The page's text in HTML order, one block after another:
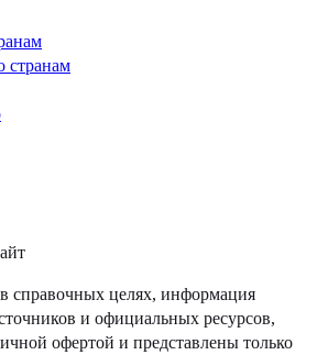
странам
справочных целях, информация
и официальных ресурсов,
офертой и представлены только